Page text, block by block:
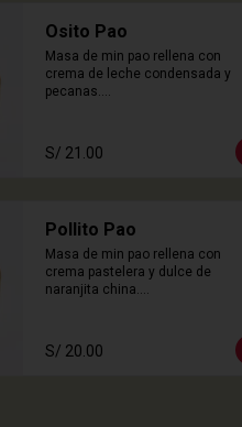
Osito Pao
Masa de min pao rellena con
crema de leche condensada y
pecanas.
S/ 21.00
Pollito Pao
Masa de min pao rellena con
crema pastelera y dulce de
naranjita china.
S/ 20.00